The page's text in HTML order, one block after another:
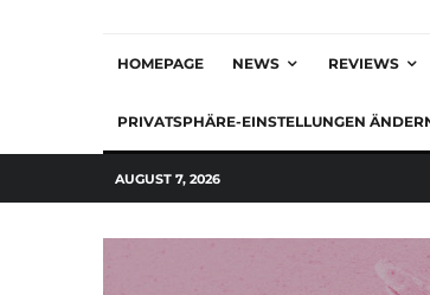
HOMEPAGE NEWS REVIEWS
PRIVATSPHÄRE-EINSTELLUNGEN
AUGUST 7, 2026